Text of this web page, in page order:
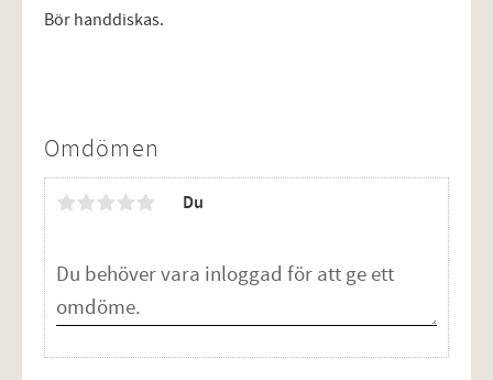
Bör handdiskas.
Omdömen
Du